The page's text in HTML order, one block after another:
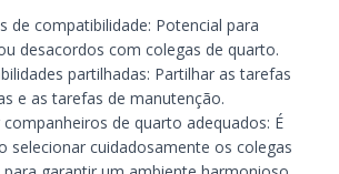
de compatibilidade: Potencial para
desacordos com colegas de quarto.
partilhadas: Partilhar as tarefas
e as tarefas de manutenção.
companheiros de quarto adequados: É
selecionar cuidadosamente os colegas